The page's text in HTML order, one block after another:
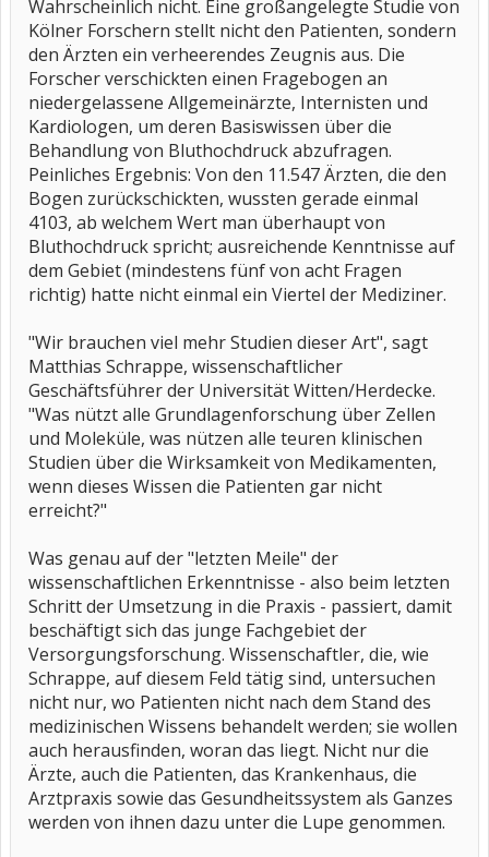
Wahrscheinlich nicht. Eine großangelegte Studie von
Kölner Forschern stellt nicht den Patienten, sondern
den Ärzten ein verheerendes Zeugnis aus. Die
Forscher verschickten einen Fragebogen an
niedergelassene Allgemeinärzte, Internisten und
Kardiologen, um deren Basiswissen über die
Behandlung von Bluthochdruck abzufragen.
Peinliches Ergebnis: Von den 11.547 Ärzten, die den
Bogen zurückschickten, wussten gerade einmal
4103, ab welchem Wert man überhaupt von
Bluthochdruck spricht; ausreichende Kenntnisse auf
dem Gebiet (mindestens fünf von acht Fragen
richtig) hatte nicht einmal ein Viertel der Mediziner.
"Wir brauchen viel mehr Studien dieser Art", sagt
Matthias Schrappe, wissenschaftlicher
Geschäftsführer der Universität Witten/Herdecke.
"Was nützt alle Grundlagenforschung über Zellen
und Moleküle, was nützen alle teuren klinischen
Studien über die Wirksamkeit von Medikamenten,
wenn dieses Wissen die Patienten gar nicht
erreicht?"
Was genau auf der "letzten Meile" der
wissenschaftlichen Erkenntnisse - also beim letzten
Schritt der Umsetzung in die Praxis - passiert, damit
beschäftigt sich das junge Fachgebiet der
Versorgungsforschung. Wissenschaftler, die, wie
Schrappe, auf diesem Feld tätig sind, untersuchen
nicht nur, wo Patienten nicht nach dem Stand des
medizinischen Wissens behandelt werden; sie wollen
auch herausfinden, woran das liegt. Nicht nur die
Ärzte, auch die Patienten, das Krankenhaus, die
Arztpraxis sowie das Gesundheitssystem als Ganzes
werden von ihnen dazu unter die Lupe genommen.